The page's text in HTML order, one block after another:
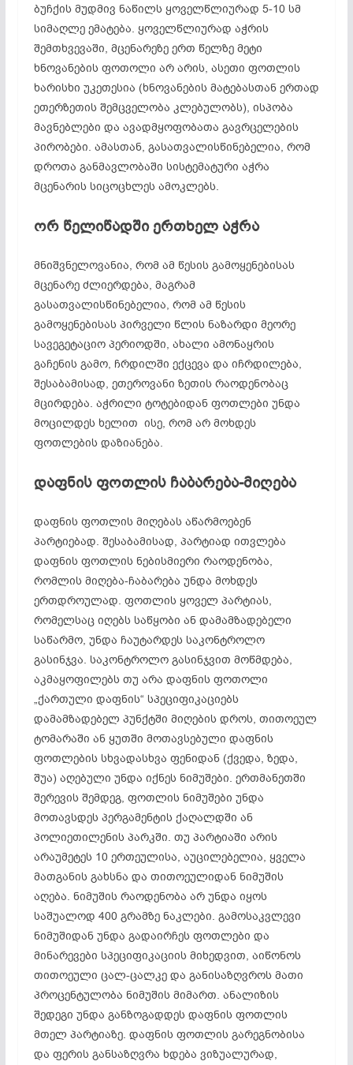
ბუჩქის მუდმივ ნაწილს ყოველწლიურად 5-10 სმ
სიმაღლე ემატება. ყოველწლიურად აჭრის
შემთხვევაში, მცენარეზე ერთ წელზე მეტი
ხნოვანების ფოთოლი არ არის, ასეთი ფოთლის
ხარისხი უკეთესია (ხნოვანების მატებასთან ერთად
ეთერზეთის შემცველობა კლებულობს), ისპობა
მავნებლები და ავადმყოფობათა გავრცელების
პირობები. ამასთან, გასათვალისწინებელია, რომ
დროთა განმავლობაში სისტემატური აჭრა
მცენარის სიცოცხლეს ამოკლებს.
ორ წელიწადში ერთხელ აჭრა
მნიშვნელოვანია, რომ ამ წესის გამოყენებისას
მცენარე ძლიერდება, მაგრამ
გასათვალისწინებელია, რომ ამ წესის
გამოყენებისას პირველი წლის ნაზარდი მეორე
სავეგეტაციო პერიოდში, ახალი ამონაყრის
გაჩენის გამო, ჩრდილში ექცევა და იჩრდილება,
შესაბამისად, ეთეროვანი ზეთის რაოდენობაც
მცირდება. აჭრილი ტოტებიდან ფოთლები უნდა
მოცილდეს ხელით ისე, რომ არ მოხდეს
ფოთლების დაზიანება.
დაფნის ფოთლის ჩაბარება-მიღება
დაფნის ფოთლის მიღებას აწარმოებენ
პარტიებად. შესაბამისად, პარტიად ითვლება
დაფნის ფოთლის ნებისმიერი რაოდენობა,
რომლის მიღება-ჩაბარება უნდა მოხდეს
ერთდროულად. ფოთლის ყოველ პარტიას,
რომელსაც იღებს საწყობი ან დამამზადებელი
საწარმო, უნდა ჩაუტარდეს საკონტროლო
გასინჯვა. საკონტროლო გასინჯვით მოწმდება,
აკმაყოფილებს თუ არა დაფნის ფოთოლი
„ქართული დაფნის“ სპეციფიკაციებს
დამამზადებელ პუნქტში მიღების დროს, თითოეულ
ტომარაში ან ყუთში მოთავსებული დაფნის
ფოთლების სხვადასხვა ფენიდან (ქვედა, ზედა,
შუა) აღებული უნდა იქნეს ნიმუშები. ერთმანეთში
შერევის შემდეგ, ფოთლის ნიმუშები უნდა
მოთავსდეს პერგამენტის ქაღალდში ან
პოლიეთილენის პარკში. თუ პარტიაში არის
არაუმეტეს 10 ერთეულისა, აუცილებელია, ყველა
მათგანის გახსნა და თითოეულიდან ნიმუშის
აღება. ნიმუშის რაოდენობა არ უნდა იყოს
საშუალოდ 400 გრამზე ნაკლები. გამოსაკვლევი
ნიმუშიდან უნდა გადაირჩეს ფოთლები და
მინარევები სპეციფიკაციის მიხედვით, აიწონოს
თითოეული ცალ-ცალკე და განისაზღვროს მათი
პროცენტულობა ნიმუშის მიმართ. ანალიზის
შედეგი უნდა განზოგადდეს დაფნის ფოთლის
მთელ პარტიაზე. დაფნის ფოთლის გარეგნობისა
და ფერის განსაზღვრა ხდება ვიზუალურად,